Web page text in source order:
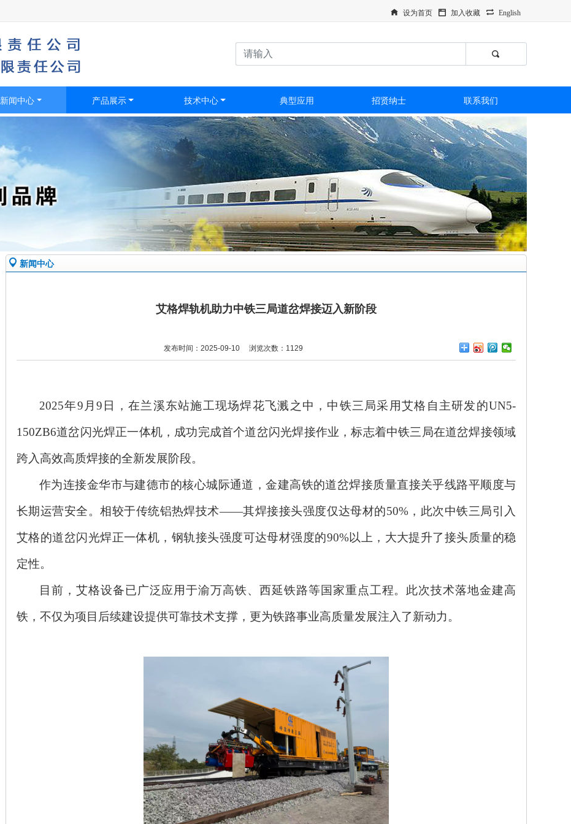
English
加入收藏
设为首页
新闻中心 产品展示 技术中心 典型应用 招贤纳士 联系我们
新闻中心
艾格焊轨机助力中铁三局道岔焊接迈入新阶段
发布时间：2025-09-10 浏览次数：1129
2025年9月9日，在兰溪东站施工现场焊花飞溅之中，中铁三局采用艾格自主研发的UN5-
150ZB6道岔闪光焊正一体机，成功完成首个道岔闪光焊接作业，标志着中铁三局在道岔焊接领域
跨入高效高质焊接的全新发展阶段。
作为连接金华市与建德市的核心城际通道，金建高铁的道岔焊接质量直接关乎线路平顺度与
长期运营安全。相较于传统铝热焊技术——其焊接接头强度仅达母材的50%，此次中铁三局引入
艾格的道岔闪光焊正一体机，钢轨接头强度可达母材强度的90%以上，大大提升了接头质量的稳
定性。
目前，艾格设备已广泛应用于渝万高铁、西延铁路等国家重点工程。此次技术落地金建高
铁，不仅为项目后续建设提供可靠技术支撑，更为铁路事业高质量发展注入了新动力。